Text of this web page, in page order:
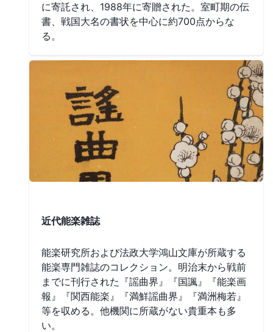
に寄託され、1988年に寄贈された。室町期の伝
書、戦国大名の書状を中心に約700点からな
る。
近代能楽雑誌
能楽研究所および法政大学鴻山文庫が所蔵する
能楽専門雑誌のコレクション。明治末から戦前
までに刊行された『謡曲界』『国諷』『能楽画
報』『関西能楽』『満鮮謡曲界』『満洲梅若』
等を収める。他機関に所蔵がない貴重本も多
い。